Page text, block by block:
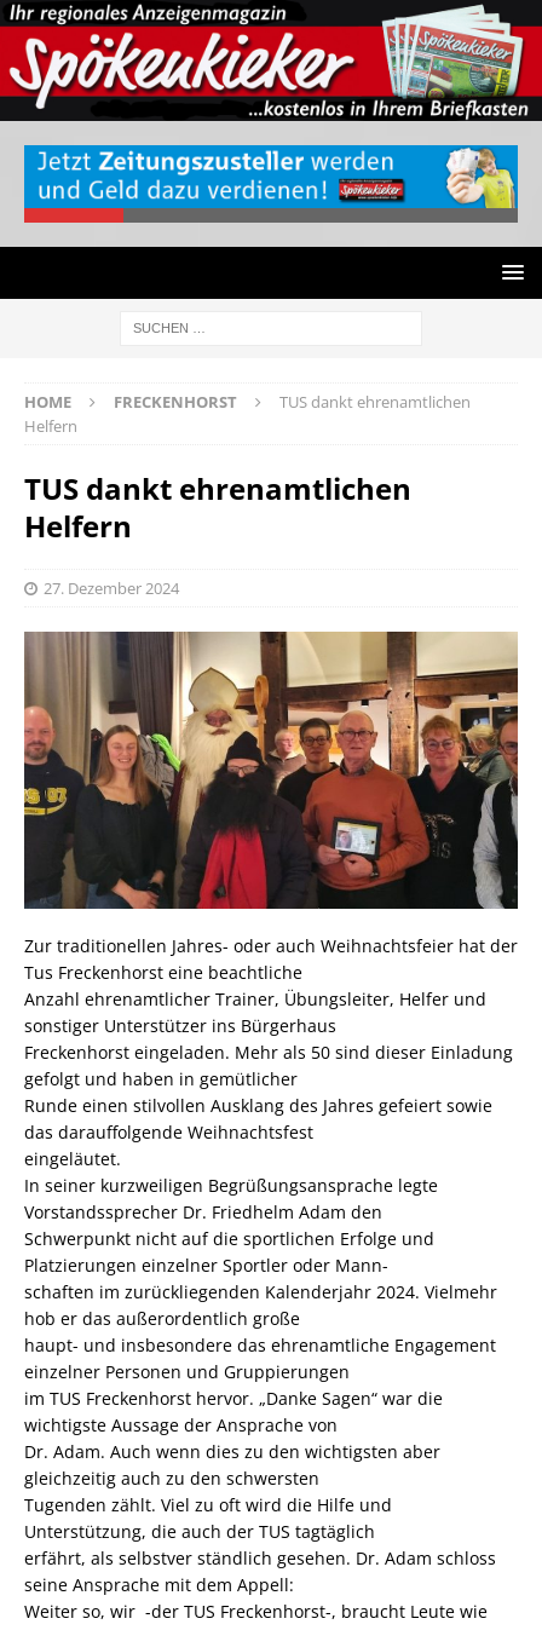
HOME FRECKENHORST
TUS dankt ehrenamtlichen
Helfern
TUS dankt ehrenamtlichen
Helfern
27. Dezember 2024
Zur traditionellen Jahres- oder auch Weihnachtsfeier hat der
Tus Freckenhorst eine beachtliche
Anzahl ehrenamtlicher Trainer, Übungsleiter, Helfer und
sonstiger Unterstützer ins Bürgerhaus
Freckenhorst eingeladen. Mehr als 50 sind dieser Einladung
gefolgt und haben in gemütlicher
Runde einen stilvollen Ausklang des Jahres gefeiert sowie
das darauffolgende Weihnachtsfest
eingeläutet.
In seiner kurzweiligen Begrüßungsansprache legte
Vorstandssprecher Dr. Friedhelm Adam den
Schwerpunkt nicht auf die sportlichen Erfolge und
Platzierungen einzelner Sportler oder Mann-
schaften im zurückliegenden Kalenderjahr 2024. Vielmehr
hob er das außerordentlich große
haupt- und insbesondere das ehrenamtliche Engagement
einzelner Personen und Gruppierungen
im TUS Freckenhorst hervor. „Danke Sagen“ war die
wichtigste Aussage der Ansprache von
Dr. Adam. Auch wenn dies zu den wichtigsten aber
gleichzeitig auch zu den schwersten
Tugenden zählt. Viel zu oft wird die Hilfe und
Unterstützung, die auch der TUS tagtäglich
erfährt, als selbstver ständlich gesehen. Dr. Adam schloss
seine Ansprache mit dem Appell:
Weiter so, wir -der TUS Freckenhorst-, braucht Leute wie